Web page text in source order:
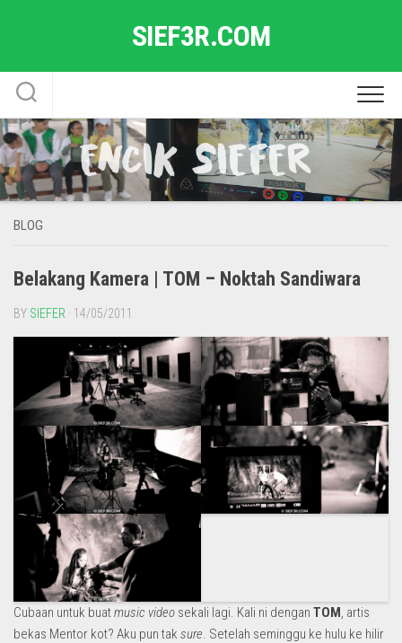
SIEF3R.COM
BLOG
Belakang Kamera | TOM – Noktah Sandiwara
BY SIEFER · 14/05/2011
Cubaan untuk buatmusic video sekali lagi. Kali ni dengan TOM , artis
bekas Mentor kot? Aku pun tak sure. Setelah seminggu ke hulu ke hilir